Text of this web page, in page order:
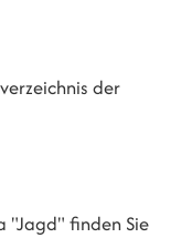
der
"Jagd" finden Sie